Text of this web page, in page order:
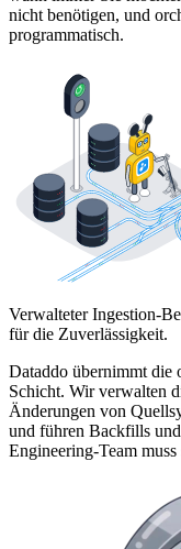
nicht benötigen, und
programmatisch.
Verwalteter Ingestion-
für die Zuverlässigkeit.
Dataddo übernimmt die
Schicht. Wir verwalten
Änderungen von
und führen Backfills
Engineering-Team